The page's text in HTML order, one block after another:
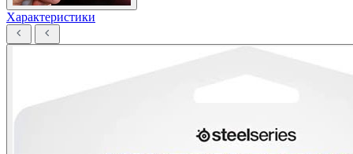
Характеристики